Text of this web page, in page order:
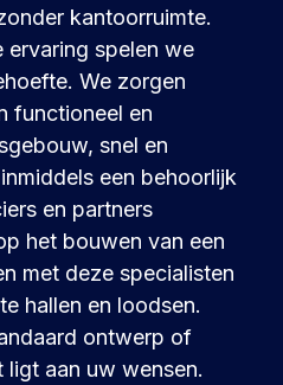
kantoorruimte.
ervaring spelen we
We zorgen
functioneel en
snel en
een behoorlijk
en partners
het bouwen van een
met deze specialisten
hallen en loodsen.
ontwerp of
aan uw wensen.